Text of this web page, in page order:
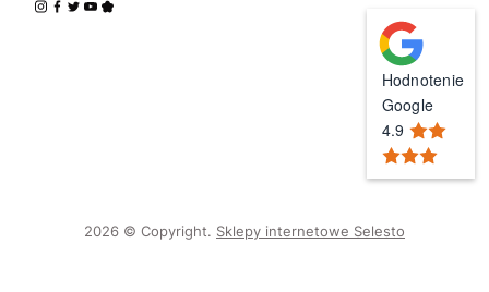
Hodnotenie
Google
4.9
2026 © Copyright. Sklepy internetowe Selesto